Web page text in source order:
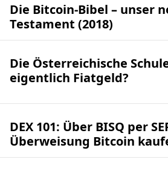
Die Bitcoin-Bibel – unser
Testament (2018)
Die Österreichische
eigentlich Fiatgeld?
DEX 101: Über BISQ per
Überweisung Bitcoin